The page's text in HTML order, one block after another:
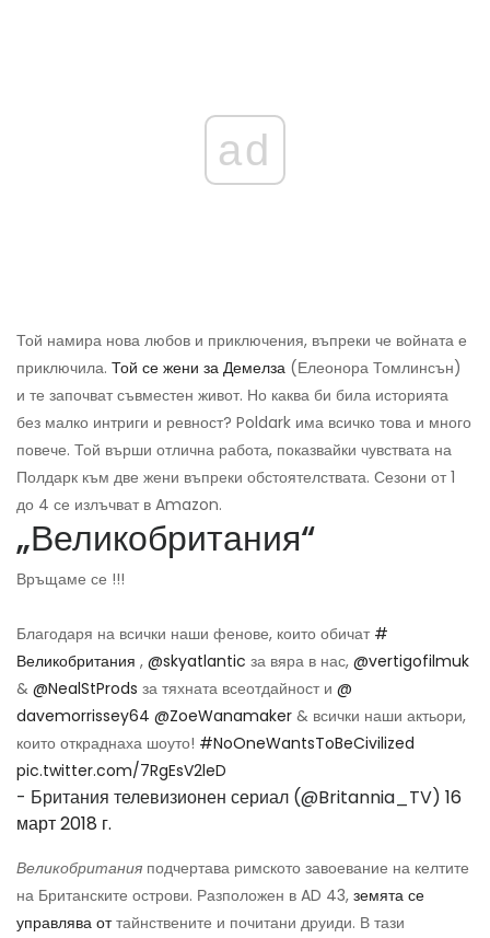
ad
Той намира нова любов и приключения, въпреки че войната е
приключила. Той се жени за Демелза (Елеонора Томлинсън)
и те започват съвместен живот. Но каква би била историята
без малко интриги и ревност? Poldark има всичко това и много
повече. Той върши отлична работа, показвайки чувствата на
Полдарк към две жени въпреки обстоятелствата. Сезони от 1
до 4 се излъчват в Amazon.
„Великобритания“
Връщаме се !!!
Благодаря на всички наши фенове, които обичат #
Великобритания , @skyatlantic за вяра в нас, @vertigofilmuk
& @NealStProds за тяхната всеотдайност и @
davemorrissey64 @ZoeWanamaker & всички наши актьори,
които откраднаха шоуто! #NoOneWantsToBeCivilized
pic.twitter.com/7RgEsV2leD
- Британия телевизионен сериал (@Britannia_TV) 16
март 2018 г.
Великобритания подчертава римското завоевание на келтите
на Британските острови. Разположен в AD 43, земята се
управлява оттайнствените и почитани друиди. В тази